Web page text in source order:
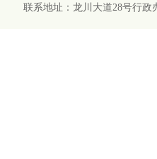
联系地址：龙川大道28号行政